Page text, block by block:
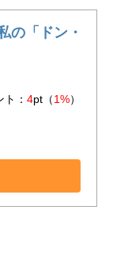
「ドン・
： 4pt（1%）